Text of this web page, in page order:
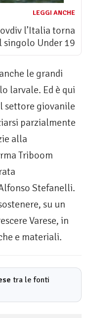
LEGGI ANCHE
l’Italia torna
Under 19
le grandi
larvale. Ed è qui
settore giovanile
parzialmente
alla
Triboom
Stefanelli.
su un
Varese, in
e materiali.
tra le fonti